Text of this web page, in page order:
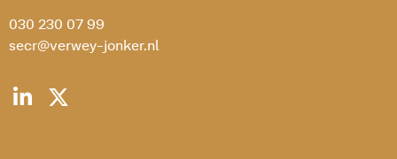
030 230 07 99
secr@verwey-jonker.nl